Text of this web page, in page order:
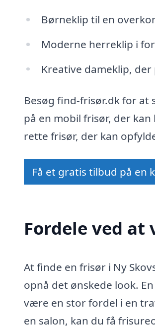
Børneklip til en
Moderne herreklip i
Kreative dameklip,
Besøg find-frisør.dk for at
på en mobil frisør, der
rette frisør, der kan
Få et gratis tilbud på en
Fordele ved
At finde en frisør i Ny
opnå det ønskede look.
være en stor fordel i en
en salon, kan du få